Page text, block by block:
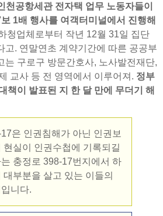
천공항세관 전자택 업무 노동자들이
1배 행사를 여객터미널에서 진행해
청업체로부터 작년 12월 31일 집단
고. 연말연초 계약기간에 따른 공공부
는 구로구 방문간호사, 노사발전재단,
교사 등 전 영역에서 이루어져. 정부
책이 발표된 지 한 달 만에 무더기 해
은 인권침해가 아닌 인권보
현실이 인권수첩에 기록되길
충정로 398-17번지에서 하
대부분을 살고 있는 이들의
입니다.